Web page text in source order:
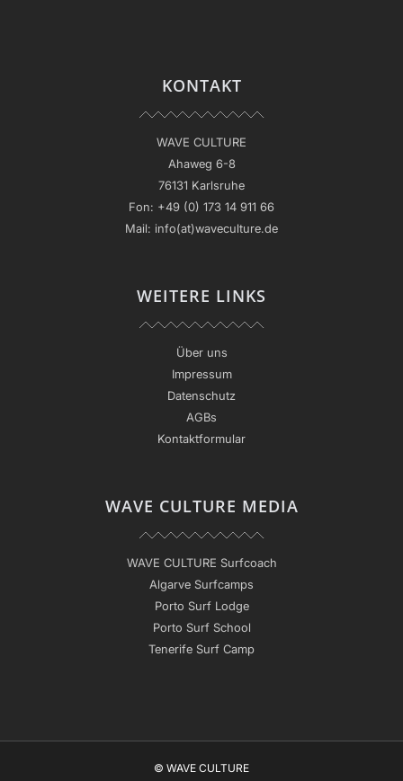
KONTAKT
WAVE CULTURE
Ahaweg 6-8
76131 Karlsruhe
Fon: +49 (0) 173 14 911 66
Mail: info(at)waveculture.de
WEITERE LINKS
Über uns
Impressum
Datenschutz
AGBs
Kontaktformular
WAVE CULTURE MEDIA
WAVE CULTURE Surfcoach
Algarve Surfcamps
Porto Surf Lodge
Porto Surf School
Tenerife Surf Camp
© WAVE CULTURE